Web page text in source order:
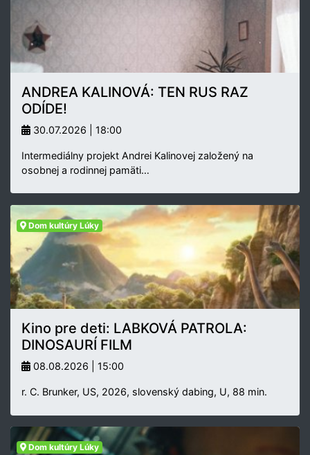
ANDREA KALINOVÁ: TEN RUS RAZ
ODÍDE!
30.07.2026 | 18:00
Intermediálny projekt Andrei Kalinovej založený na
osobnej a rodinnej pamäti…
Dom kultúry Lúky
Kino pre deti: LABKOVÁ PATROLA:
DINOSAURÍ FILM
08.08.2026 | 15:00
r. C. Brunker, US, 2026, slovenský dabing, U, 88 min.
Dom kultúry Lúky